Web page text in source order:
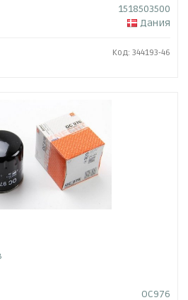
1518503500
Дания
Код: 344193-46
OC976